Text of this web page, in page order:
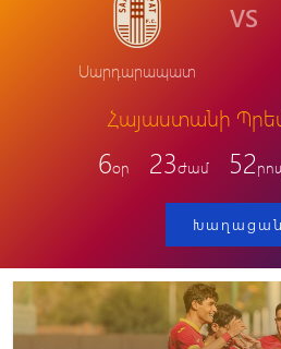
Սարդարապատ
VS
Հայաստանի
6օր 23ժամ 52